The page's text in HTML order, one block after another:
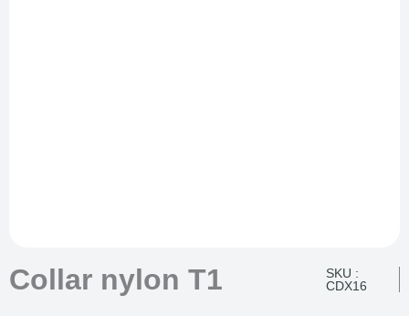
Collar nylon T1
SKU :
CDX16